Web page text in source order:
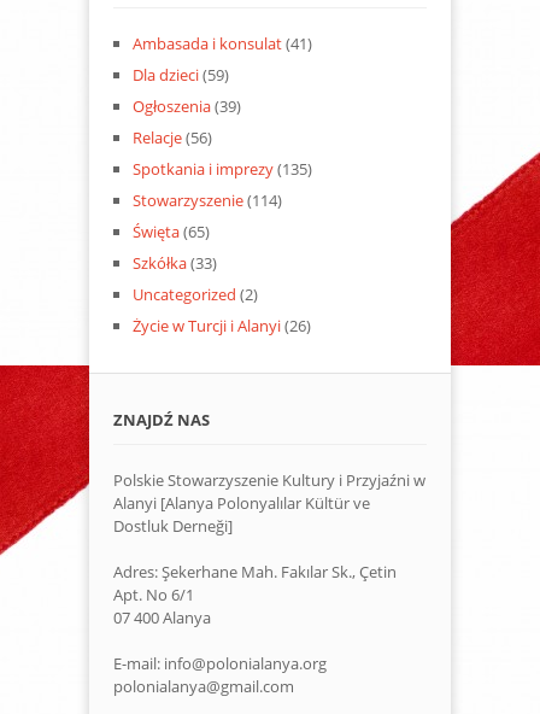
Ambasada i konsulat(41)
Dla dzieci(59)
Ogłoszenia(39)
Relacje(56)
Spotkania i imprezy(135)
Stowarzyszenie(114)
Święta(65)
Szkółka(33)
Uncategorized (2)
Życie w Turcji i Alanyi(26)
ZNAJDŹ NAS
Polskie Stowarzyszenie Kultury i Przyjaźni w
Alanyi [Alanya Polonyalılar Kültür ve
Dostluk Derneği]
Adres: Şekerhane Mah. Fakılar Sk., Çetin
Apt. No 6/1
07 400 Alanya
E-mail: info@polonialanya.org
polonialanya@gmail.com